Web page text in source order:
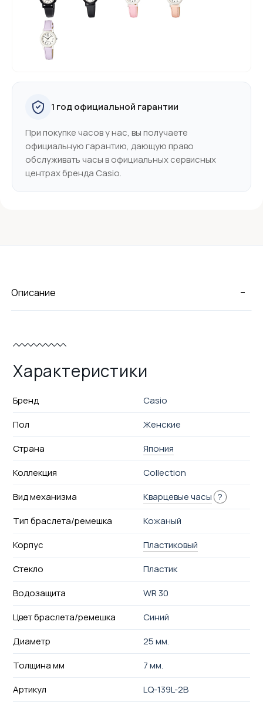
1 год официальной гарантии
При покупке часов у нас, вы получаете
официальную гарантию, дающую право
обслуживать часы в официальных сервисных
центрах бренда Casio.
-
Описание
Характеристики
Бренд
Casio
Пол
Женские
Страна
Япония
Коллекция
Collection
Вид механизма
Кварцевые часы ?
Тип браслета/ремешка
Кожаный
Корпус
Пластиковый
Стекло
Пластик
Водозащита
WR 30
Цвет браслета/ремешка
Синий
Диаметр
25 мм.
Толщина мм
7 мм.
Артикул
LQ-139L-2B